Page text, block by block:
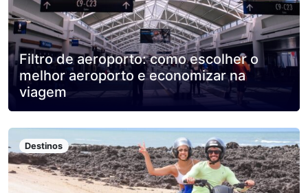
Filtro de aeroporto: como escolher o
melhor aeroporto e economizar na
viagem
Destinos